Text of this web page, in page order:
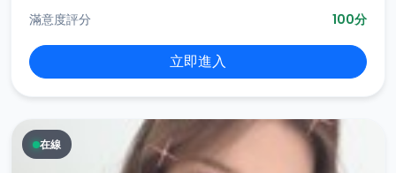
滿意度評分
100分
立即進入
在線